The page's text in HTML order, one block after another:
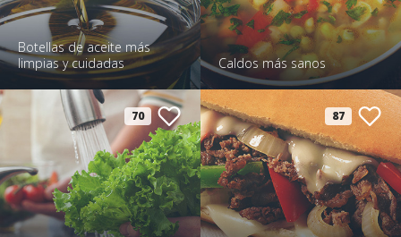
Botellas de aceite más
limpias y cuidadas
Caldos más sanos
70 87